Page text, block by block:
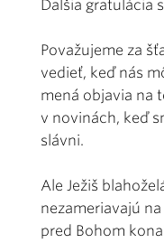
Ďalšia gratulácia
Považujeme za
vedieť, keď nás
mená objavia na
v novinách, keď
slávni.
Ale Ježiš
nezameriavajú
pred Bohom